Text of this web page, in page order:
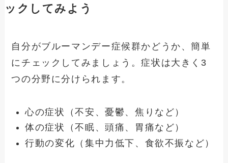
ックしてみよう
自分がブルーマンデー症候群かどうか、簡単
にチェックしてみましょう。症状は大きく3
つの分野に分けられます。
心の症状（不安、憂鬱、焦りなど）
体の症状（不眠、頭痛、胃痛など）
行動の変化（集中力低下、食欲不振など）